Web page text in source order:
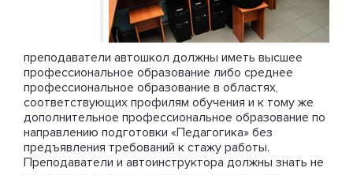
преподаватели автошкол должны иметь высшее
профессиональное образование либо среднее
профессиональное образование в областях,
соответствующих профилям обучения и к тому же
дополнительное профессиональное образование по
направлению подготовки «Педагогика» без
предъявления требований к стажу работы.
Преподаватели и автоинструктора должны знать не